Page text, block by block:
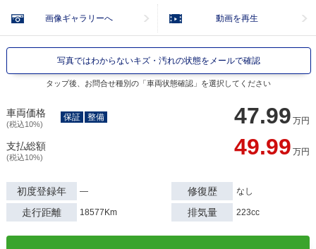
画像ギャラリーへ 動画を再生
写真ではわからないキズ・汚れの状態をメールで確認
タップ後、お問合せ種別の「車両状態確認」を選択してください
車両価格
(税込10%) 47.99 万円
保証 整備
支払総額
(税込10%) 49.99 万円
初度登録年 ― 修復歴 なし
走行距離 18577Km 排気量 223cc